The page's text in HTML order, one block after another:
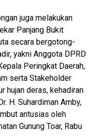
juga melakukan
Panjang Bukit
secara bergotong-
yakni Anggota DPRD
Peringkat Daerah,
serta Stakeholder
hujan deras, kehadiran
H. Suhardiman Amby,
antusias oleh
Gunung Toar, Rabu